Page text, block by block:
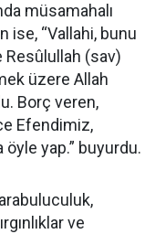
müsamahalı
ise, “Vallahi, bunu
Resûlullah (sav)
üzere Allah
Borç veren,
Efendimiz,
yap.” buyurdu.
ve